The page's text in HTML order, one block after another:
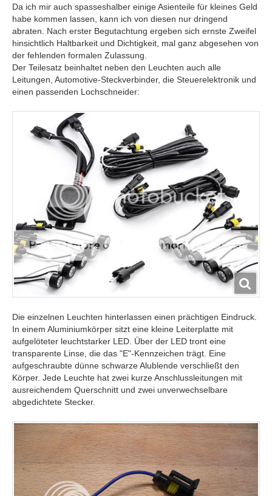
Da ich mir auch spasseshalber einige Asienteile für kleines Geld
habe kommen lassen, kann ich von diesen nur dringend
abraten. Nach erster Begutachtung ergeben sich ernste Zweifel
hinsichtlich Haltbarkeit und Dichtigkeit, mal ganz abgesehen von
der fehlenden formalen Zulassung.
Der Teilesatz beinhaltet neben den Leuchten auch alle
Leitungen, Automotive-Steckverbinder, die Steuerelektronik und
einen passenden Lochschneider:
Die einzelnen Leuchten hinterlassen einen prächtigen Eindruck.
In einem Aluminiumkörper sitzt eine kleine Leiterplatte mit
aufgelöteter leuchtstarker LED. Über der LED tront eine
transparente Linse, die das "E"-Kennzeichen trägt. Eine
aufgeschraubte dünne schwarze Alublende verschließt den
Körper. Jede Leuchte hat zwei kurze Anschlussleitungen mit
ausreichendem Querschnitt und zwei unverwechselbare
abgedichtete Stecker.